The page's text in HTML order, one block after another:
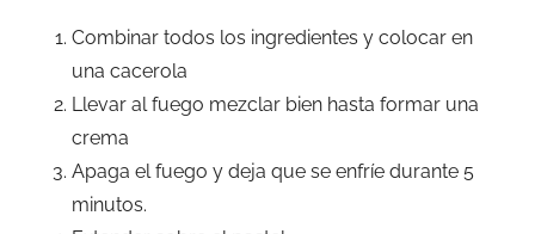
Combinar todos los ingredientes y colocar en
una cacerola
Llevar al fuego mezclar bien hasta formar una
crema
Apaga el fuego y deja que se enfríe durante 5
minutos.